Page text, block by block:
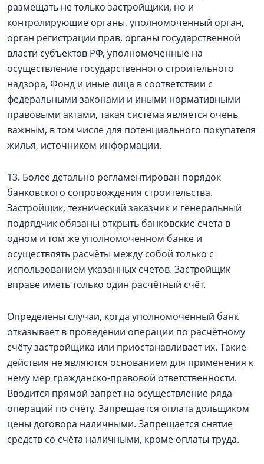
размещать не только застройщики, но и
контролирующие органы, уполномоченный орган,
орган регистрации прав, органы государственной
власти субъектов РФ, уполномоченные на
осуществление государственного строительного
надзора, Фонд и иные лица в соответствии с
федеральными законами и иными нормативными
правовыми актами, такая система является очень
важным, в том числе для потенциального покупателя
жилья, источником информации.
13. Более детально регламентирован порядок
банковского сопровождения строительства.
Застройщик, технический заказчик и генеральный
подрядчик обязаны открыть банковские счета в
одном и том же уполномоченном банке и
осуществлять расчёты между собой только с
использованием указанных счетов. Застройщик
вправе иметь только один расчётный счёт.
Определены случаи, когда уполномоченный банк
отказывает в проведении операции по расчётному
счёту застройщика или приостанавливает их. Такие
действия не являются основанием для применения к
нему мер гражданско-правовой ответственности.
Вводится прямой запрет на осуществление ряда
операций по счёту. Запрещается оплата дольщиком
цены договора наличными. Запрещается снятие
средств со счёта наличными, кроме оплаты труда.